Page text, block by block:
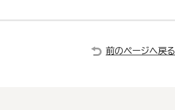
前のページへ戻る